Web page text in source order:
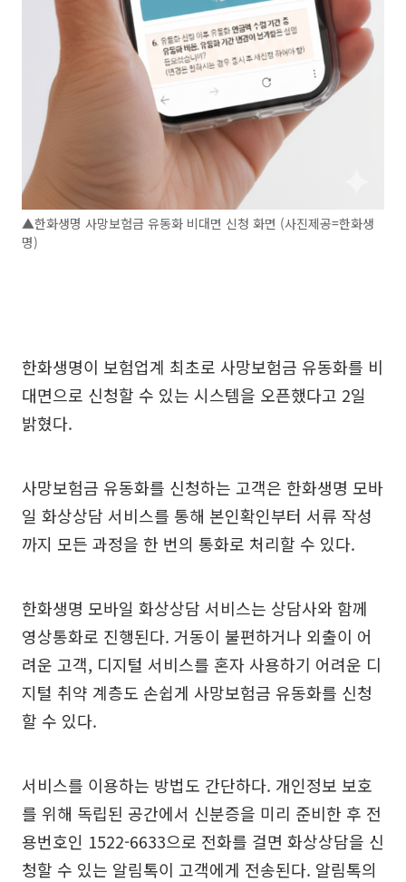
▲한화생명 사망보험금 유동화 비대면 신청 화면 (사진제공=한화생
명)
한화생명이 보험업계 최초로 사망보험금 유동화를 비
대면으로 신청할 수 있는 시스템을 오픈했다고 2일
밝혔다.
사망보험금 유동화를 신청하는 고객은 한화생명 모바
일 화상상담 서비스를 통해 본인확인부터 서류 작성
까지 모든 과정을 한 번의 통화로 처리할 수 있다.
한화생명 모바일 화상상담 서비스는 상담사와 함께
영상통화로 진행된다. 거동이 불편하거나 외출이 어
려운 고객, 디지털 서비스를 혼자 사용하기 어려운 디
지털 취약 계층도 손쉽게 사망보험금 유동화를 신청
할 수 있다.
서비스를 이용하는 방법도 간단하다. 개인정보 보호
를 위해 독립된 공간에서 신분증을 미리 준비한 후 전
용번호인 1522-6633으로 전화를 걸면 화상상담을 신
청할 수 있는 알림톡이 고객에게 전송된다. 알림톡의